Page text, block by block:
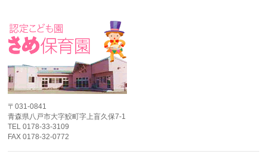
〒031-0841
青森県八戸市大字鮫町字上盲久保7-1
TEL 0178-33-3109
FAX 0178-32-0772